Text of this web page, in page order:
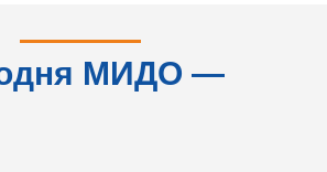
МИДО —